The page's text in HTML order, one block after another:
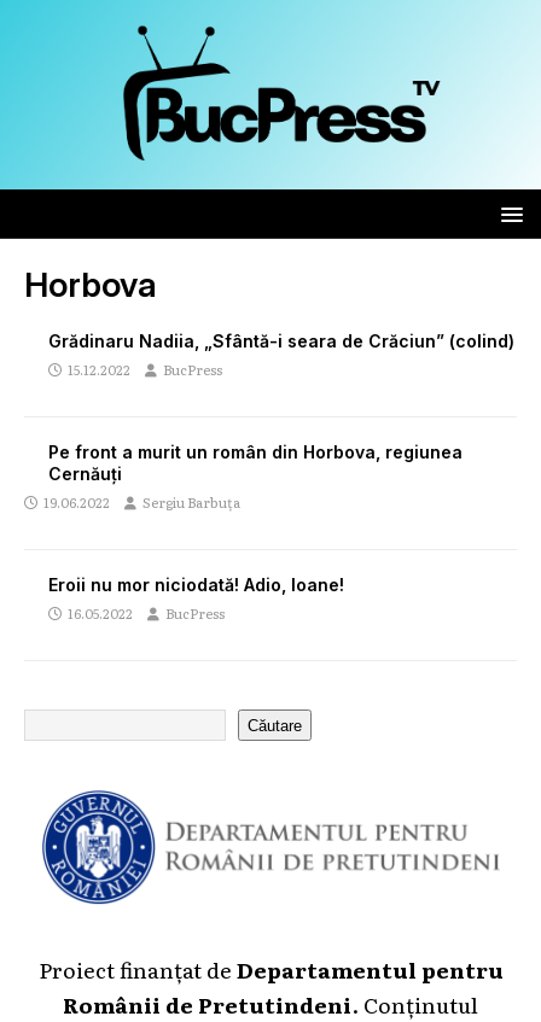
Horbova
Grădinaru Nadiia, „Sfântă-i seara de Crăciun” (colind)
15.12.2022 BucPress
Pe front a murit un român din Horbova, regiunea
Cernăuți
19.06.2022 Sergiu Barbuța
Eroii nu mor niciodată! Adio, Ioane!
16.05.2022 BucPress
Căutare
Proiect finanțat deDepartamentul pentru
Românii de Pretutindeni. Conținutul